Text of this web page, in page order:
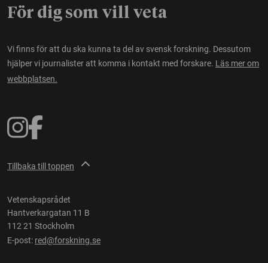
För dig som vill veta
Vi finns för att du ska kunna ta del av svensk forskning. Dessutom
hjälper vi journalister att komma i kontakt med forskare. Läs mer om
webbplatsen.
Tillbaka till toppen
Vetenskapsrådet
Hantverkargatan 11 B
112 21 Stockholm
E-post: red@forskning.se